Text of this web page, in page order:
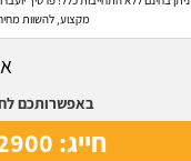
מקצוע, להשוות
באפשרותכם
חייג: 077-6052900